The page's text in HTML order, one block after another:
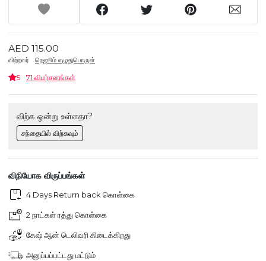
AED 115.00
விற்றவர் நெஜூம் எழுதுபொருள்
5 71 விமர்சனங்கள்
விற்க ஒன்று உள்ளதா?
சந்தையில் விற்கவும்
விநியோக விருப்பங்கள்
4 Days Return back கொள்கை
2 நாட்கள் ரத்து கொள்கை
கேஷ் ஆன் டெலிவரி கிடைக்கிறது
அனுப்பப்பட்டது மட்டும்